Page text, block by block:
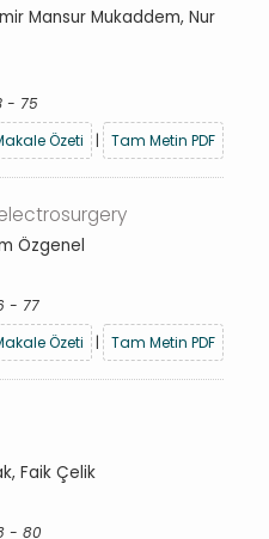
Mansur Mukaddem, Nur
- 75
Özeti
| Tam Metin PDF
Özgenel
- 77
Özeti
| Tam Metin PDF
Faik Çelik
- 80